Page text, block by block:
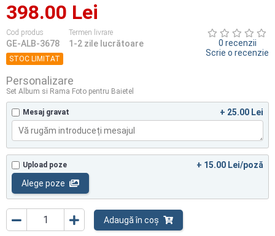
398.00 Lei
Cod produs
GE-ALB-3678
Termen livrare
1-2 zile lucrătoare
STOC LIMITAT
0 recenzii
Scrie o recenzie
Personalizare
Set Album si Rama Foto pentru Baietel
Mesaj gravat + 25.00 Lei
Upload poze
+ 15.00 Lei/poză
Alege poze
Adaugă în coș